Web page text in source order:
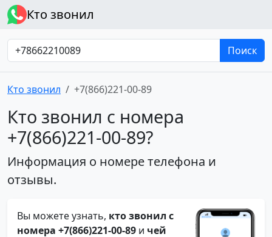
Кто звонил
Поиск
Кто звонил +7(866)221-00-89
Кто звонил с номера
+7(866)221-00-89?
Информация о номере телефона и
отзывы.
Вы можете узнать, кто звонил с
номера +7(866)221-00-89 и чей